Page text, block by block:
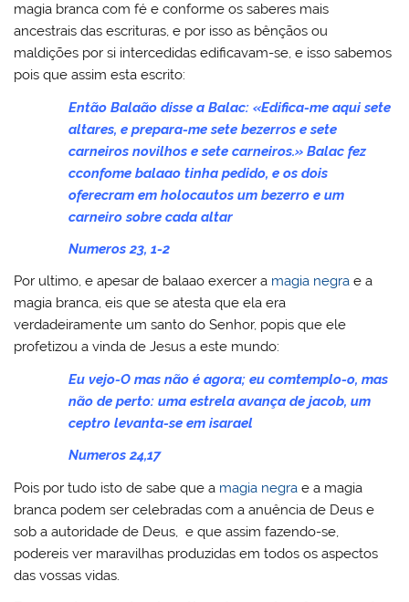
magia branca com fé e conforme os saberes mais
ancestrais das escrituras, e por isso as bênçãos ou
maldições por si intercedidas edificavam-se, e isso sabemos
pois que assim esta escrito:
Então Balaão disse a Balac: «Edifica-me aqui sete
altares, e prepara-me sete bezerros e sete
carneiros novilhos e sete carneiros.» Balac fez
cconfome balaao tinha pedido, e os dois
oferecram em holocautos um bezerro e um
carneiro sobre cada altar
Numeros 23, 1-2
Por ultimo, e apesar de balaao exercer a magia negra e a
magia branca, eis que se atesta que ela era
verdadeiramente um santo do Senhor, popis que ele
profetizou a vinda de Jesus a este mundo:
Eu vejo-O mas não é agora; eu comtemplo-o, mas
não de perto: uma estrela avança de jacob, um
ceptro levanta-se em isarael
Numeros 24,17
Pois por tudo isto de sabe que a magia negra e a magia
branca podem ser celebradas com a anuência de Deus e
sob a autoridade de Deus, e que assim fazendo-se,
podereis ver maravilhas produzidas em todos os aspectos
das vossas vidas.